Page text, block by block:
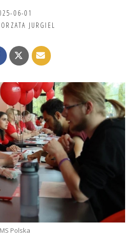
06-01
JURGIEL
Polska